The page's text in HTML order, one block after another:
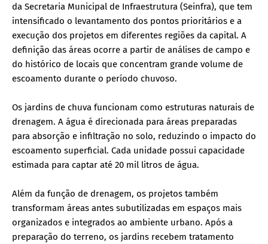
da Secretaria Municipal de Infraestrutura (Seinfra), que tem
intensificado o levantamento dos pontos prioritários e a
execução dos projetos em diferentes regiões da capital. A
definição das áreas ocorre a partir de análises de campo e
do histórico de locais que concentram grande volume de
escoamento durante o período chuvoso.
Os jardins de chuva funcionam como estruturas naturais de
drenagem. A água é direcionada para áreas preparadas
para absorção e infiltração no solo, reduzindo o impacto do
escoamento superficial. Cada unidade possui capacidade
estimada para captar até 20 mil litros de água.
Além da função de drenagem, os projetos também
transformam áreas antes subutilizadas em espaços mais
organizados e integrados ao ambiente urbano. Após a
preparação do terreno, os jardins recebem tratamento